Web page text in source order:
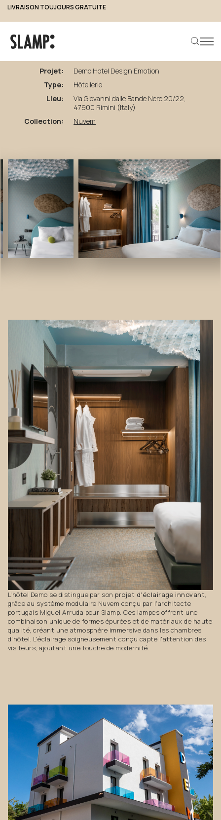
LIVRAISON TOUJOURS GRATUITE
GARANTIE DE 2 ANS
Rechercher un produit
DemoHotel Emotion
Projet:
Demo Hotel Design Emotion
Type:
Hôtellerie
Lieu:
Via Giovanni dalle Bande Nere 20/22,
47900 Rimini (Italy)
Collection:
Nuvem
L'hôtel Demo se distingue par sonprojet d'éclairage innovant,
grâce au système modulaire Nuvem conçu par l'architecte
portugais Miguel Arruda pour Slamp. Ces lampes offrent une
combinaison unique de formes épurées et de matériaux de haute
qualité, créant une atmosphère immersive dans les chambres
d'hôtel. L'éclairage soigneusement conçu capte l'attention des
visiteurs, ajoutant une touche de modernité.